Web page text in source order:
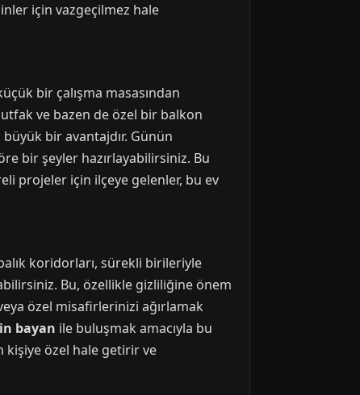
için vazgeçilmez hale
bir çalışma masasından
ve bazen de özel bir balkon
bir avantajdır. Günün
bir şeyler hazırlayabilirsiniz. Bu
projeler için ilçeye gelenler, bu ev
koridorları, sürekli birileriyle
Bu, özellikle gizliliğine önem
özel misafirlerinizi ağırlamak
bayan ile buluşmak amacıyla bu
kişiye özel hale getirir ve